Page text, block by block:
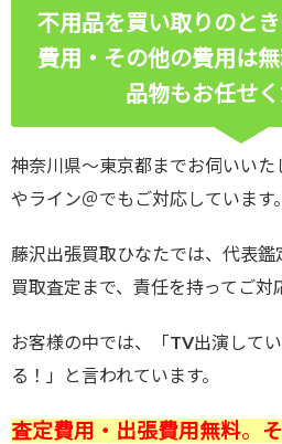
不用品を買い取りのと
費用・その他の費用は無
品物もお任せく
神奈川県～東京都までお伺いいた
やライン＠でもご対応しています。
藤沢出張買取ひなたでは、代表
買取査定まで、責任を持ってご対
お客様の中では、「TV出演して
る！」と言われています。
査定費用・出張費用無料。